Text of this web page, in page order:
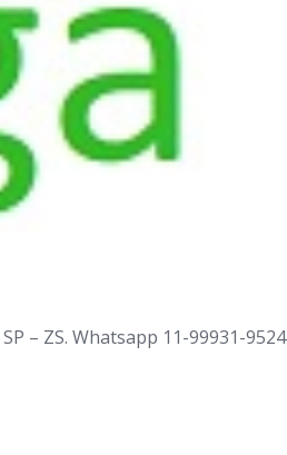
– ZS. Whatsapp 11-99931-9524